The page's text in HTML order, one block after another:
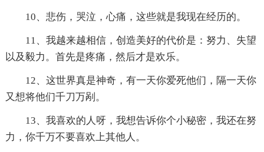
10、悲伤，哭泣，心痛，这些就是我现在经历的。
11、我越来越相信，创造美好的代价是：努力、失望
以及毅力。首先是疼痛，然后才是欢乐。
12、这世界真是神奇，有一天你爱死他们，隔一天你
又想将他们千刀万剐。
13、我喜欢的人呀，我想告诉你个小秘密，我还在努
力，你千万不要喜欢上其他人。